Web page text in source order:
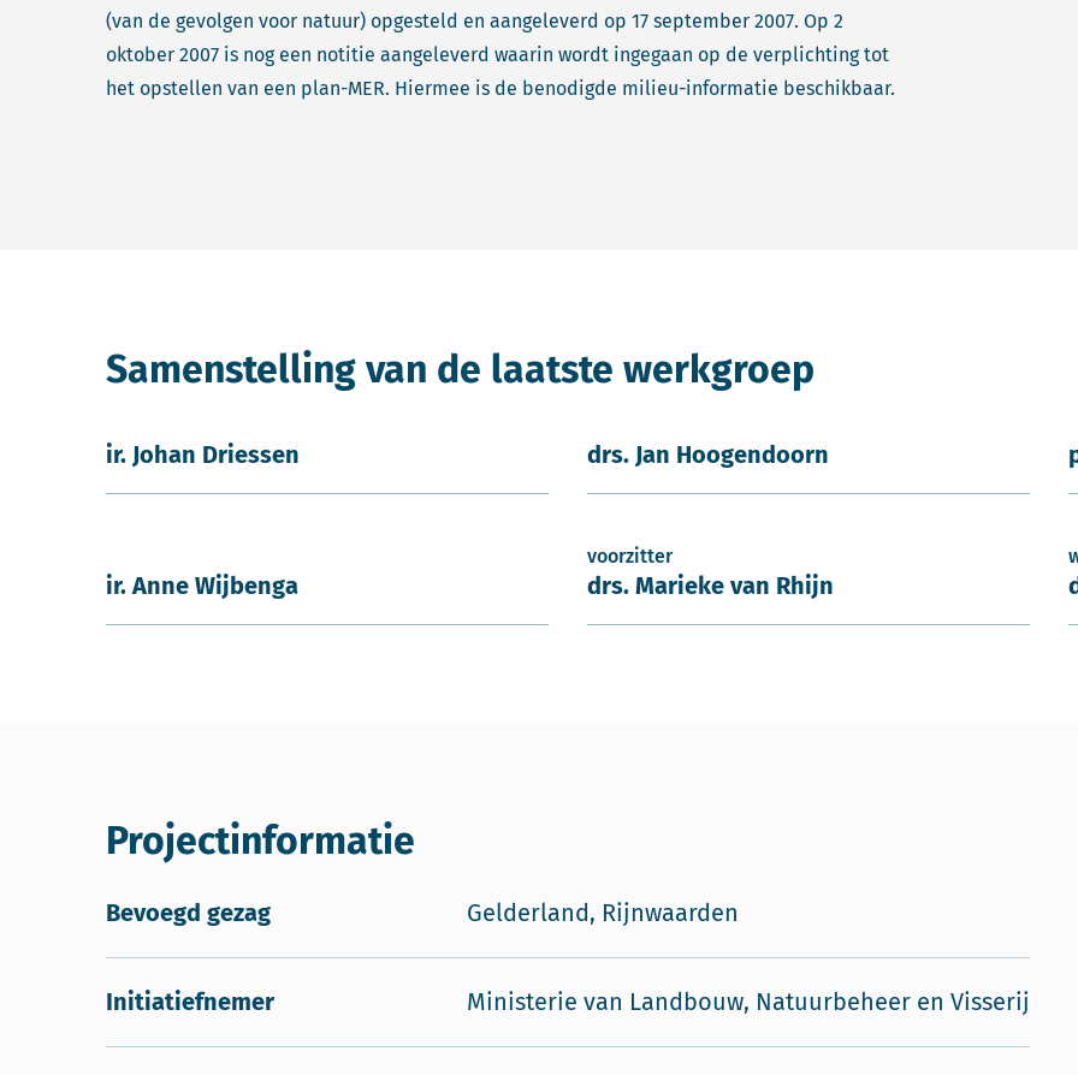
(van de gevolgen voor natuur) opgesteld en aangeleverd op 17 september 2007. Op 2
oktober 2007 is nog een notitie aangeleverd waarin wordt ingegaan op de verplichting tot
het opstellen van een plan-MER. Hiermee is de benodigde milieu-informatie beschikbaar.
Samenstelling van de laatste werkgroep
ir. Johan Driessen drs. Jan Hoogendoorn
ir. Anne Wijbenga
voorzitter
drs. Marieke van Rhijn
Projectinformatie
Bevoegd gezag Gelderland, Rijnwaarden
Initiatiefnemer Ministerie van Landbouw, Natuurbeheer en Visserij